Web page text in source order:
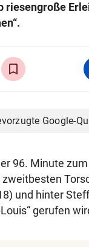
riesengroße
Google-
96. Minute
und hinter
gerufen